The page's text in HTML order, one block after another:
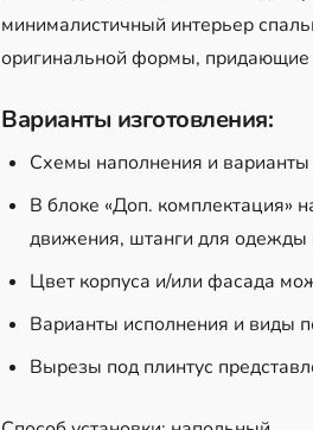
минималистичный интерьер
оригинальной формы,
Варианты изготовления:
Схемы наполнения и варианты
В блоке «Доп. комплектация»
движения, штанги для одежды
Цвет корпуса и/или фасада
Варианты исполнения и виды
Вырезы под плинтус